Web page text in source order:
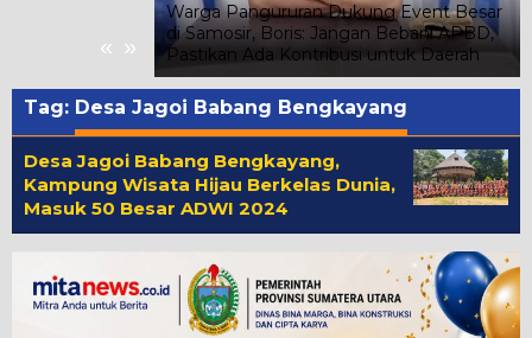
« »
Warga Pangururan Dukung Event Besar
di Samosir, Boris: Jangan Bebani APBD,
Pastikan Ada Kontribusi untuk Daerah
Tag: Desa Jagoi Babang Bengkayang
Desa Jagoi Babang Bengkayang,
Kampung Wisata Hijau Berkelas Dunia,
Masuk 50 Besar ADWI 2024